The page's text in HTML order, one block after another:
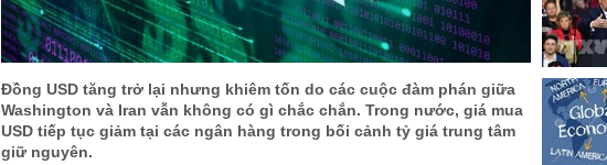
Đồng USD tăng trở lại nhưng khiêm tốn do các cuộc đàm phán giữa
Washington và Iran vẫn không có gì chắc chắn. Trong nước, giá mua
USD tiếp tục giảm tại các ngân hàng trong bối cảnh tỷ giá trung tâm
giữ nguyên.